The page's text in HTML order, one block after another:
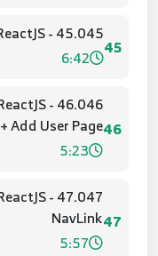
45
45.045 - ReactJS بالعربية - Routing - Redirect
6:42
46
Add User Page
5:23
47
NavLink
5:57